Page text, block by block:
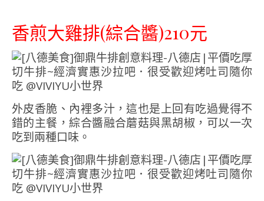
香煎大雞排(綜合醬)210元
外皮香脆、內裡多汁，這也是上回有吃過覺得不
錯的主餐，綜合醬融合蘑菇與黑胡椒，可以一次
吃到兩種口味。